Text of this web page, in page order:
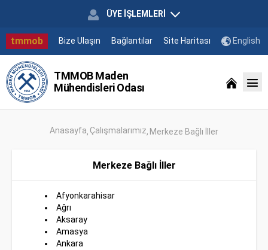
ÜYE İŞLEMLERİ
tmmob Bize Ulaşın Bağlantılar Site Haritası English
TMMOB Maden
Mühendisleri Odası
Anasayfa Çalışmalarımız Merkeze Bağlı İller
Merkeze Bağlı İller
Afyonkarahisar
Ağrı
Aksaray
Amasya
Ankara